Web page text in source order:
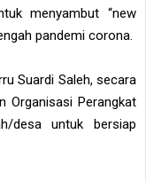
menyambut “new
pandemi corona.
Suardi Saleh, secara
Organisasi Perangkat
desa untuk bersiap